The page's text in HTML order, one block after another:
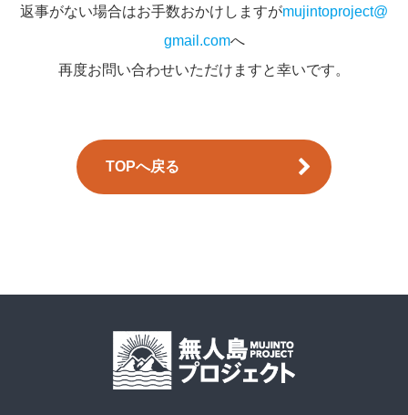
返事がない場合はお手数おかけしますがmujintoproject@
gmail.comへ
再度お問い合わせいただけますと幸いです。
TOPへ戻る